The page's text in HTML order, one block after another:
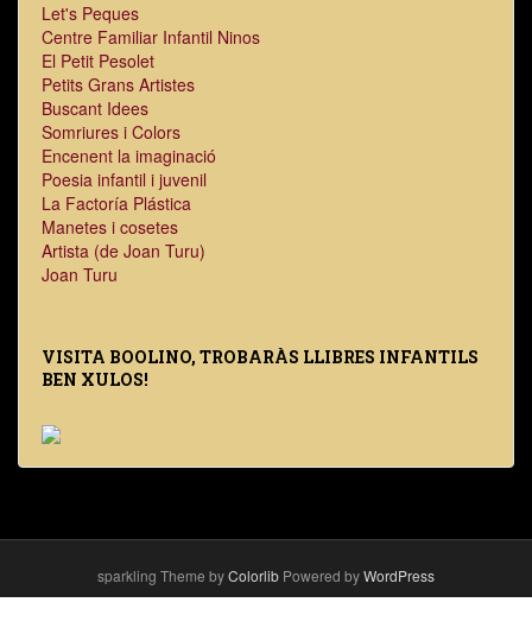
Let's Peques
Centre Familiar Infantil Ninos
El Petit Pesolet
Petits Grans Artistes
Buscant Idees
Somriures i Colors
Encenent la imaginació
Poesia infantil i juvenil
La Factoría Plástica
Manetes i cosetes
Artista (de Joan Turu)
Joan Turu
VISITA BOOLINO, TROBARÀS LLIBRES INFANTILS
BEN XULOS!
sparkling Theme byColorlib Powered byWordPress